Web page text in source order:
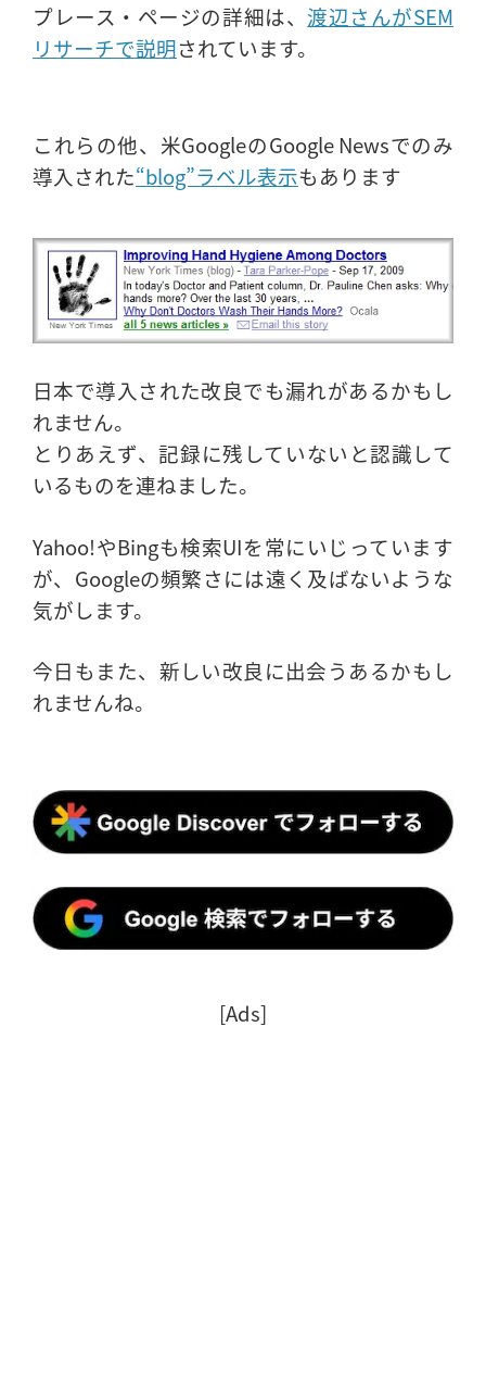
プレース・ページの詳細は、 渡辺さんがSEM
リサーチで説明されています。
これらの他、米GoogleのGoogle Newsでのみ
導入された“blog”ラベル表示もあります
日本で導入された改良でも漏れがあるかもし
れません。
とりあえず、記録に残していないと認識して
いるものを連ねました。
Yahoo!やBingも検索UIを常にいじっています
が、Googleの頻繁さには遠く及ばないような
気がします。
今日もまた、新しい改良に出会うあるかもし
れませんね。
[Ads]